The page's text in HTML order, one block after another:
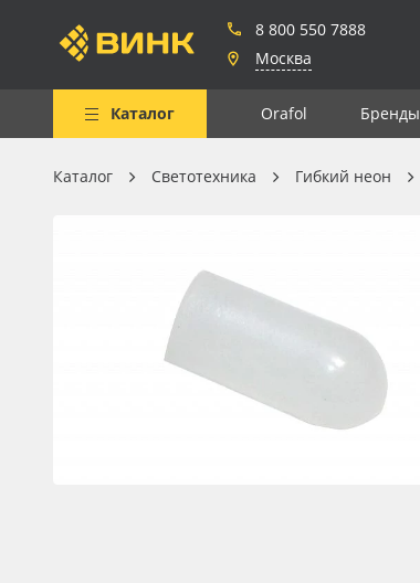
8 800 550 7888
Москва
Каталог Orafol Бренды
Весь каталог
Самоклеящиеся плёнки
Листовые материалы
Чернила
Клей, скотчи и крепёж
Каталог Светотехника Гибкий неон